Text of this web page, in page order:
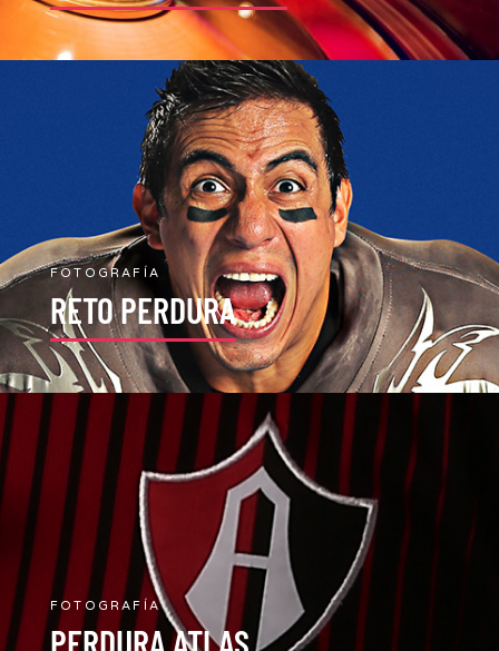
FOTOGRAFÍA
RETO PERDURA
FOTOGRAFÍA
PERDURA ATLAS